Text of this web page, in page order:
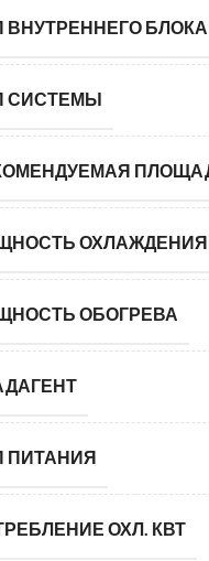
ВНУТРЕННЕГО БЛОКА
СИСТЕМЫ
ОХЛАЖДЕНИЯ
ОБОГРЕВА
ПИТАНИЯ
ОХЛ. КВТ